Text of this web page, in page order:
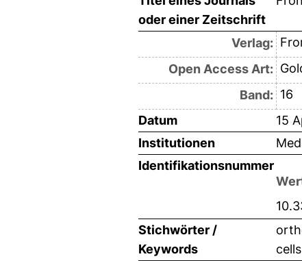
oder einer Zeitschrift
Verlag:
Open Access Art:
Band: 16
Datum
15
Institutionen
Identifikationsnummer
Stichwörter /
Keywords
cells